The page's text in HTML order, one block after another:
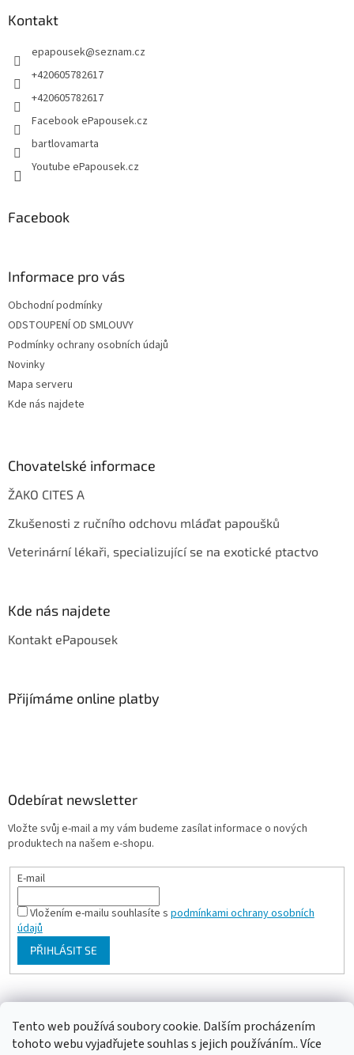
Tento web používá soubory cookie. Dalším procházením
tohoto webu vyjadřujete souhlas s jejich používáním.. Více
Kontakt
epapousek@seznam.cz
+420605782617
+420605782617
Facebook ePapousek.cz
bartlovamarta
Youtube ePapousek.cz
Facebook
Informace pro vás
Obchodní podmínky
ODSTOUPENÍ OD SMLOUVY
Podmínky ochrany osobních údajů
Novinky
Mapa serveru
Kde nás najdete
Chovatelské informace
ŽAKO CITES A
Zkušenosti z ručního odchovu mláďat papoušků
Veterinární lékaři, specializující se na exotické ptactvo
Kde nás najdete
Kontakt ePapousek
Přijímáme online platby
Odebírat newsletter
Vložte svůj e-mail a my vám budeme zasílat informace o nových
produktech na našem e-shopu.
E-mail
Vložením e-mailu souhlasíte s podmínkami ochrany osobních
údajů
PŘIHLÁSIT SE